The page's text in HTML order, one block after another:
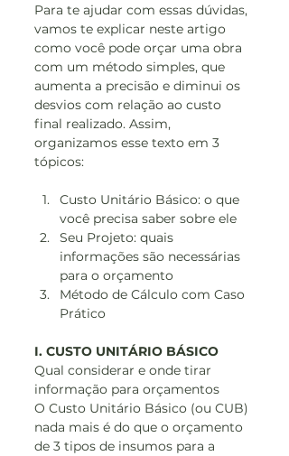
Para te ajudar com essas dúvidas,
vamos te explicar neste artigo
como você pode orçar uma obra
com um método simples, que
aumenta a precisão e diminui os
desvios com relação ao custo
final realizado. Assim,
organizamos esse texto em 3
tópicos:
Custo Unitário Básico: o que
você precisa saber sobre ele
Seu Projeto: quais
informações são necessárias
para o orçamento
Método de Cálculo com Caso
Prático
I. CUSTO UNITÁRIO BÁSICO
Qual considerar e onde tirar
informação para orçamentos
O Custo Unitário Básico (ou CUB)
nada mais é do que o orçamento
de 3 tipos de insumos para a